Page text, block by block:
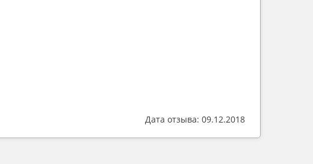
Дата отзыва: 09.12.2018